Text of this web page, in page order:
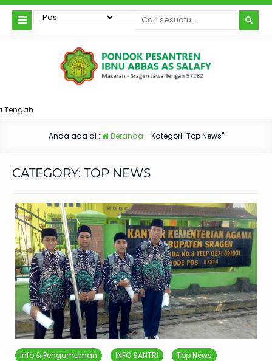
Anda ada di : Beranda - Kategori "Top News"
CATEGORY: TOP NEWS
Info & Pengumuman INFO SANTRI Top News